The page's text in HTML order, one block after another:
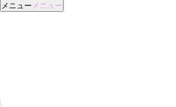
メニュー メニュー